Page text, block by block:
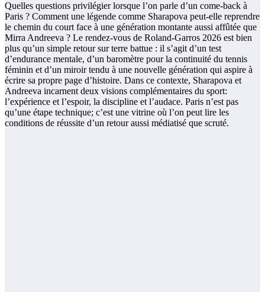
Quelles questions privilégier lorsque l’on parle d’un come-back à
Paris ? Comment une légende comme Sharapova peut-elle reprendre
le chemin du court face à une génération montante aussi affûtée que
Mirra Andreeva ? Le rendez-vous de Roland-Garros 2026 est bien
plus qu’un simple retour sur terre battue : il s’agit d’un test
d’endurance mentale, d’un baromètre pour la continuité du tennis
féminin et d’un miroir tendu à une nouvelle génération qui aspire à
écrire sa propre page d’histoire. Dans ce contexte, Sharapova et
Andreeva incarnent deux visions complémentaires du sport:
l’expérience et l’espoir, la discipline et l’audace. Paris n’est pas
qu’une étape technique; c’est une vitrine où l’on peut lire les
conditions de réussite d’un retour aussi médiatisé que scruté.